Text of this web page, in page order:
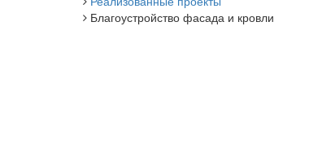
Благоустройство фасада и кровли